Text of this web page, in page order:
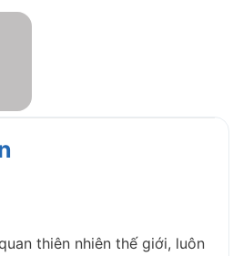
thiên nhiên thế giới, luôn